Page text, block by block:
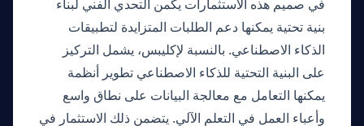
في صميم هذه الاستثمارات يكمن التحدي الفني لبناء
بنية تحتية يمكنها دعم الطلبات المتزايدة لتطبيقات
الذكاء الاصطناعي. بالنسبة لإكليبس، يشمل التركيز
على البنية التحتية للذكاء الاصطناعي تطوير أنظمة
يمكنها التعامل مع معالجة البيانات على نطاق واسع
وأعباء العمل في التعلم الآلي. يتضمن ذلك الاستثمار في